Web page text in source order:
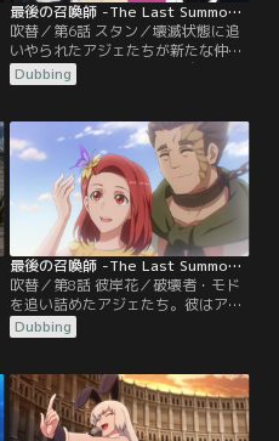
最後の召喚師 -The Last Summoner- 第06話／吹替
吹替／第6話 スタン／壊滅状態に追
いやられたアジェたちが新たな仲間
としてスカウトしたのは召喚師のス
タンだった。何者かに追われるスタ
Dubbing
最後の召喚師 -The Last Summoner- 第08話／吹替
吹替／第8話 彼岸花／破壊者・モド
を追い詰めたアジェたち。彼はアジ
ェに、自らの過去を語り始める。そ
こで語られたのは、この村の悲しい
Dubbing